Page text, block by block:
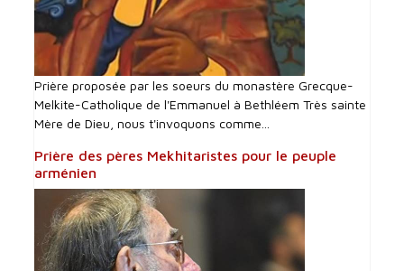
Prière proposée par les soeurs du monastère Grecque-
Melkite-Catholique de l'Emmanuel à Bethléem Très sainte
Mère de Dieu, nous t'invoquons comme...
Prière des pères Mekhitaristes pour le peuple
arménien